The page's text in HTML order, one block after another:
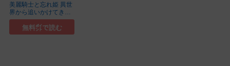
美麗騎士と忘れ姫 異世
界から追いかけてきて
溺愛されてます《カノ
ンミア》無料㌽で読む